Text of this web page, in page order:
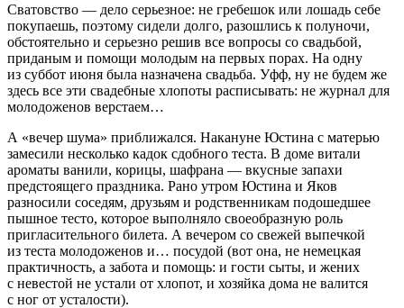
Сватовство — дело серьезное: не гребешок или лошадь себе
покупаешь, поэтому сидели долго, разошлись к полуночи,
обстоятельно и серьезно решив все вопросы со свадьбой,
приданым и помощи молодым на первых порах. На одну
из суббот июня была назначена свадьба. Уфф, ну не будем же
здесь все эти свадебные хлопоты расписывать: не журнал для
молодоженов верстаем…
А «вечер шума» приближался. Накануне Юстина с матерью
замесили несколько кадок сдобного теста. В доме витали
ароматы ванили, корицы, шафрана — вкусные запахи
предстоящего праздника. Рано утром Юстина и Яков
разносили соседям, друзьям и родственникам подошедшее
пышное тесто, которое выполняло своеобразную роль
пригласительного билета. А вечером со свежей выпечкой
из теста молодоженов и… посудой (вот она, не немецкая
практичность, а забота и помощь: и гости сыты, и жених
с невестой не устали от хлопот, и хозяйка дома не валится
с ног от усталости).